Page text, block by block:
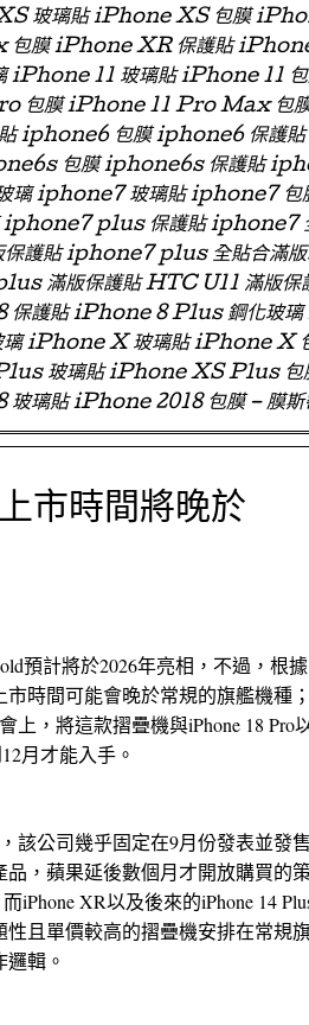
玻璃貼 iPhone XS 包膜
膜 iPhone XR 保護貼
iPhone 11 玻璃貼 iPhone 11
包膜 iPhone 11 Pro Max
iphone6 包膜 iphone6 保護貼
包膜 iphone6s 保護貼
璃 iphone7 玻璃貼 iphone7
plus 保護貼 iphone7 全
護貼 iphone7 plus 全貼合滿
滿版保護貼 HTC U11 滿版保
護貼 iPhone 8 Plus 鋼化玻
iPhone X 玻璃貼 iPhone X
玻璃貼 iPhone XS Plus 包
璃貼 iPhone 2018 包膜 – 膜
時間將晚於
預計將於2026年亮相，不過，根
時間可能會晚於常規的旗艦機種
，將這款摺疊機與iPhone 18 Pro
月才能入手。
該公司幾乎固定在9月份發表並發
，蘋果延後數個月才開放購買的
iPhone XR以及後來的iPhone 14
且單價較高的摺疊機安排在常規
輯。